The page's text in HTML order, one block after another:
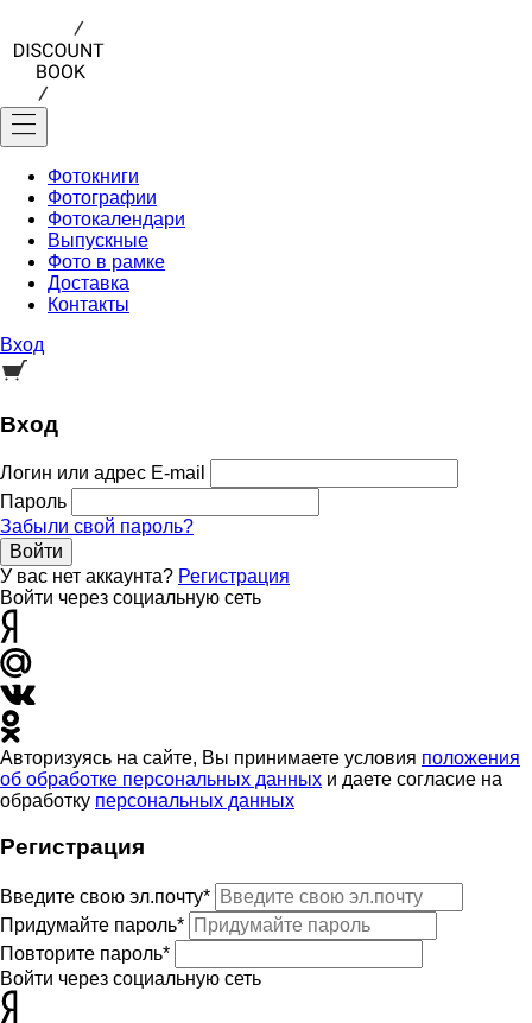
Фотокниги
Фотографии
Фотокалендари
Выпускные
Фото в рамке
Доставка
Контакты
Вход
Вход
Логин или адрес E-mail
Пароль
Забыли свой пароль?
Войти
У вас нет аккаунта? Регистрация
Войти через социальную сеть
Авторизуясь на сайте, Вы принимаете условия положения
об обработке персональных данных и даете согласие на
обработку персональных данных
Регистрация
Введите свою эл.почту*
Придумайте пароль*
Повторите пароль*
Войти через социальную сеть